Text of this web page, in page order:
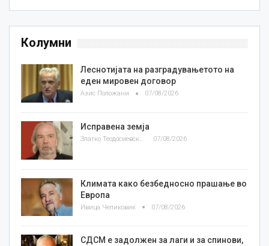
Колумни
Леснотијата на разградувањетото на
еден мировен договор
Азис Положани 07/08/2026
Исправена земја
Златко Теодосиевски 07/08/2026
Климата како безбедносно прашање во
Европа
Ивица Челиковиќ 07/08/2026
СДСМ е задолжен за лаги и за спинови,